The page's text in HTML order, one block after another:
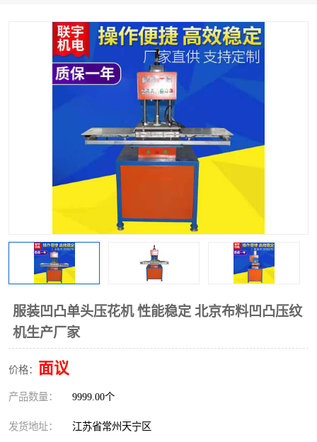
服装凹凸单头压花机 性能稳定 北京布料凹凸压纹
机生产厂家
价格： 面议
产品数量： 9999.00个
发货地址： 江苏省常州天宁区
高频压花压标机 自动超声波打片成型机
泡壳包装封口机 海绵产品成型机